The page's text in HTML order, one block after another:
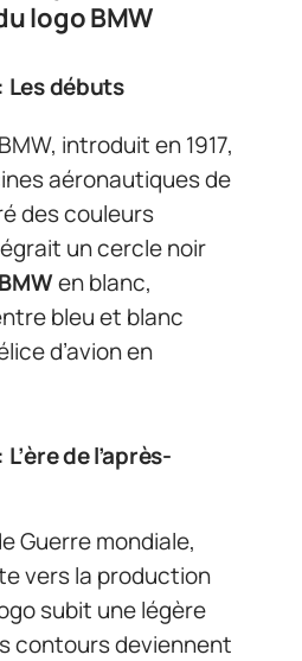
logo BMW
Les débuts
introduit en 1917,
aéronautiques de
des couleurs
un cercle noir
BMWen blanc,
bleu et blanc
d’avion en
de l’après-
Guerre mondiale,
vers la production
subit une légère
contours deviennent